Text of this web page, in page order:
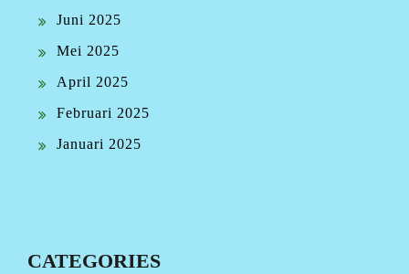
Juni 2025
Mei 2025
April 2025
Februari 2025
Januari 2025
CATEGORIES